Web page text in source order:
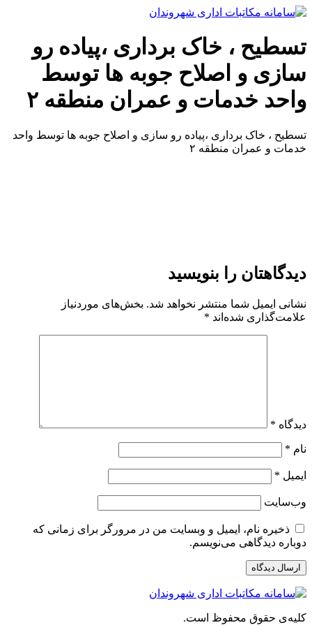
پرش
تسطیح ، خاک برداری ،پیاده رو
سازی و اصلاح جوبه ها توسط
واحد خدمات و عمران منطقه ۲
تسطیح ، خاک برداری ،پیاده رو سازی و اصلاح جوبه ها توسط واحد
خدمات و عمران منطقه ۲
دیدگاهتان را بنویسید
نشانی ایمیل شما منتشر نخواهد شد. بخش‌های موردنیاز
علامت‌گذاری شده‌اند *
دیدگاه *
نام *
ایمیل *
وب‌سایت
ذخیره نام، ایمیل و وبسایت من در مرورگر برای زمانی که
دوباره دیدگاهی می‌نویسم.
کلیه‌ی حقوق محفوظ است.